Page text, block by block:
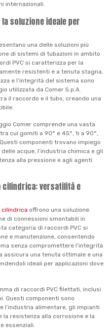
internazionali.
soluzione ideale per
una delle soluzioni più
di sistemi di tubazioni in ambito
PVC si caratterizza per la
resistenti e a tenuta stagna,
e l’integrità del sistema sono
utilizzata da Comer S.p.A.
il raccordo e il tubo, creando una
Comer comprende una vasta
cui gomiti a 90° e 45°, ti a 90°,
componenti trovano impiego
acque, l’industria chimica e gli
alla pressione e agli agenti
cilindrica: versatilità e
offrono una soluzione
di connessioni smontabili in
categoria di raccordi PVC si
e manutenzione, consentendo
senza compromettere l’integrità
assicura una tenuta ottimale e una
ideali per applicazioni dove
di raccordi PVC filettati, inclusi
Questi componenti sono
l’industria alimentare, gli impianti
la resistenza alla corrosione e la
essenziali.